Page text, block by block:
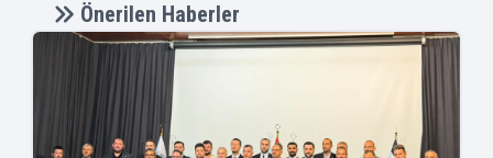
Önerilen Haberler